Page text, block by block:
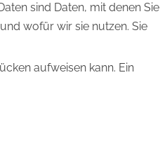
sind Daten, mit denen Sie
wofür wir sie nutzen. Sie
aufweisen kann. Ein